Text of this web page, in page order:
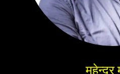
महेन्द्र